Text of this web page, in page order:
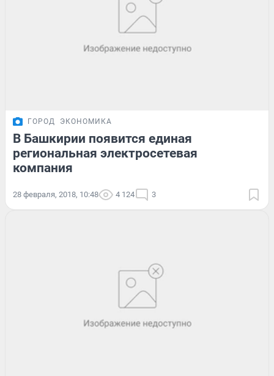
ГОРОД ЭКОНОМИКА
В Башкирии появится единая
региональная электросетевая
компания
28 февраля, 2018, 10:48 4 124 3